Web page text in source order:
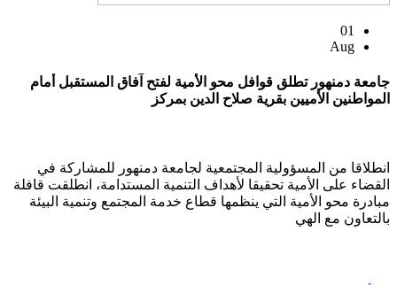
01
Aug
جامعة دمنهور تطلق قوافل محو الأمية لفتح آفاق المستقبل أمام
المواطنين الأميين بقرية صلاح الدين بمركز
انطلاقا من المسؤولية المجتمعية لجامعة دمنهور للمشاركة في
القضاء على الأمية تحقيقا لأهداف التنمية المستدامة، انطلقت قافلة
مبادرة محو الأمية التي ينظمها قطاع خدمة المجتمع وتنمية البيئة
بالتعاون مع الهي